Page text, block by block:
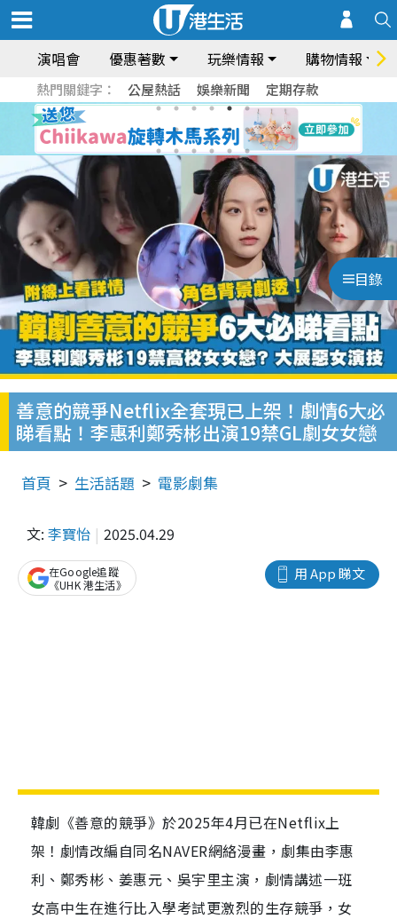
演唱會 優惠著數 玩樂情報 購物情報
熱門關鍵字： 公屋熱話 娛樂新聞 定期存款
目錄
善意的競爭Netflix全套現已上架！劇情6大必
睇看點！李惠利鄭秀彬出演19禁GL劇女女戀
首頁 生活話題 電影劇集
文: 李寶怡 2025.04.29
用 App 睇文
在Google追蹤
《UHK 港生活》
韓劇《善意的競爭》於2025年4月已在Netflix上
架！劇情改編自同名NAVER網絡漫畫，劇集由李惠
利、鄭秀彬、姜惠元、吳宇里主演，劇情講述一班
女高中生在進行比入學考試更激烈的生存競爭，女